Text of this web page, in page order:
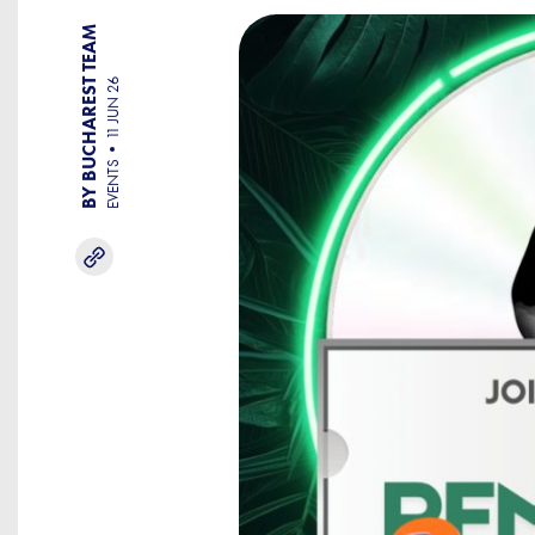
BY BUCHAREST TEAM EVENTS
11 JUN 26